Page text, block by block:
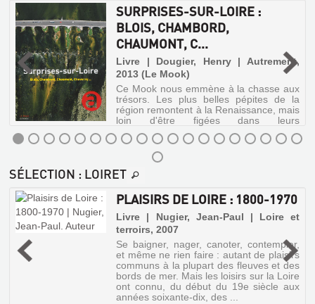
Rouergue,
2017
(DoAdo)
A
l'occasion
d'un
divorce
conflictuel,
une
adolescente
découvre
que
ses
sont
ses
véritables
géniteurs.
Cette
est
inspirée
EPIS
SURPRISES-SUR-LOIRE :
BLOIS, CHAMBORD,
CHAUMONT, C...
Livre | Dougier, Henry | Autrement,
2013 (Le Mook)
Ce Mook nous emmène à la chasse aux
trésors. Les plus belles pépites de la
région remontent à la Renaissance, mais
loin d'être figées dans leurs
somptueuses montures, elles ont su
sortir du cadre pour plaire aux temps
présents. A ...
SURPRISES-
SUR-
LOIRE
:
BLOIS,
CHAMBORD,
CHAUMONT,
SÉLECTION : LOIRET
PLAISIRS DE LOIRE : 1800-1970
Livre | Nugier, Jean-Paul | Loire et
terroirs, 2007
Se baigner, nager, canoter, contempler,
et même ne rien faire : autant de plaisirs
communs à la plupart des fleuves et des
bords de mer. Mais les loisirs sur la Loire
ont connu, du début du 19e siècle aux
années soixante-dix, des ...